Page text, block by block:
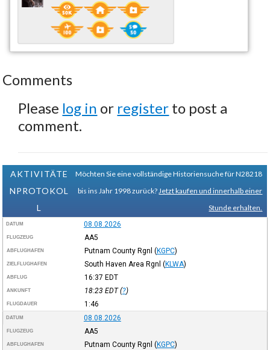
Comments
Please log in or register to post a
comment.
AKTIVITÄTE
NPROTOKOL
L
Möchten Sie eine vollständige Historiensuche für N28218
bis ins Jahr 1998 zurück? Jetzt kaufen und innerhalb einer
Stunde erhalten.
DATUM 08.08.2026
FLUGZEUG AA5
ABFLUGHAFEN Putnam County Rgnl (KGPC)
ZIELFLUGHAFEN South Haven Area Rgnl (KLWA)
ABFLUG 16:37 EDT
ANKUNFT 18:23 EDT(?)
FLUGDAUER 1:46
DATUM 08.08.2026
FLUGZEUG AA5
ABFLUGHAFEN Putnam County Rgnl (KGPC)